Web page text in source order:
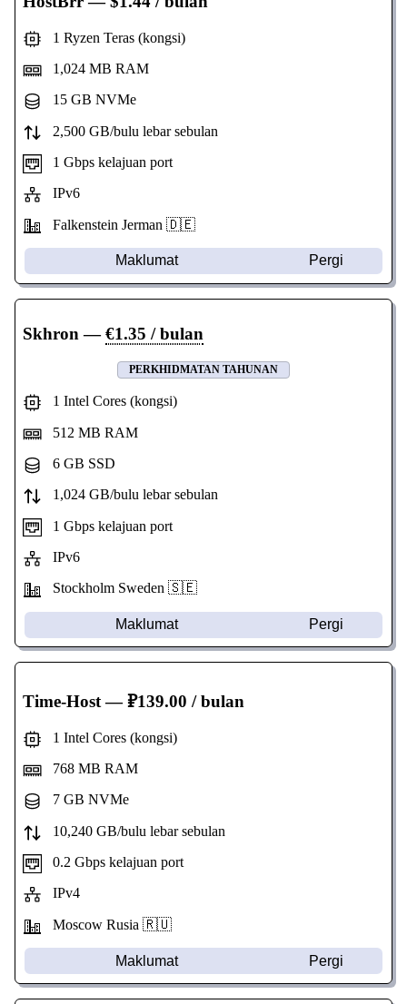
1 Ryzen Teras (kongsi)
1,024 MB RAM
15 GB NVMe
2,500 GB/bulu lebar sebulan
1 Gbps kelajuan port
IPv6
Falkenstein Jerman 🇩🇪
Maklumat Pergi
Skhron —€1.35 / bulan
PERKHIDMATAN TAHUNAN
1 Intel Cores (kongsi)
512 MB RAM
6 GB SSD
1,024 GB/bulu lebar sebulan
1 Gbps kelajuan port
IPv6
Stockholm Sweden 🇸🇪
Maklumat Pergi
Time-Host— ₽139.00 / bulan
1 Intel Cores (kongsi)
768 MB RAM
7 GB NVMe
10,240 GB/bulu lebar sebulan
0.2 Gbps kelajuan port
IPv4
Moscow Rusia 🇷🇺
Maklumat Pergi